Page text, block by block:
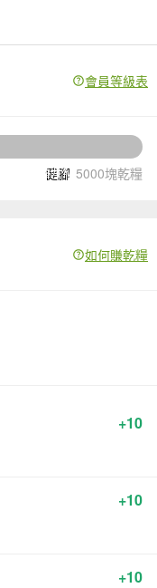
會員等級表
塊乾糧升級
健腳 5000塊乾糧
如何賺乾糧
+10
+10
+10